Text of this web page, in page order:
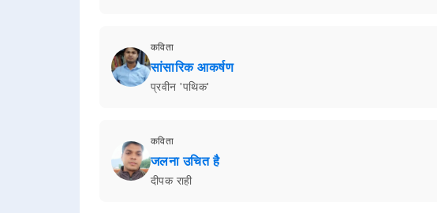
कविता
सांसारिक आकर्षण
प्रवीन 'पथिक'
कविता
जलना उचित है
दीपक राही